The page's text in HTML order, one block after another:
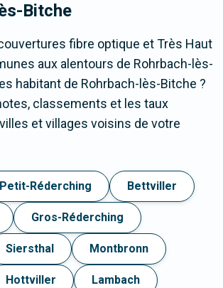
Bitche
fibre optique et Très Haut
aux alentours de Rohrbach-lès-
habitant de Rohrbach-lès-Bitche ?
classements et les taux
et villages voisins de votre
Petit-Réderching Bettviller
Gros-Réderching
Siersthal Montbronn
Hottviller Lambach